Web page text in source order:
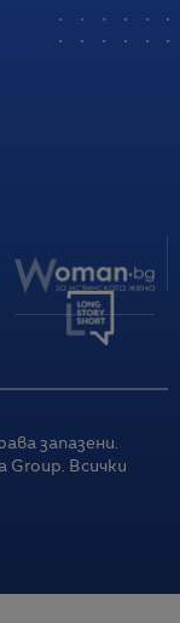
запазени.
Group. Всички